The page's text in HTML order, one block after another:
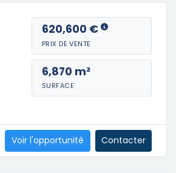
620,600 €
PRIX DE VENTE
6,870 m²
SURFACE
Voir l'opportunité Contacter